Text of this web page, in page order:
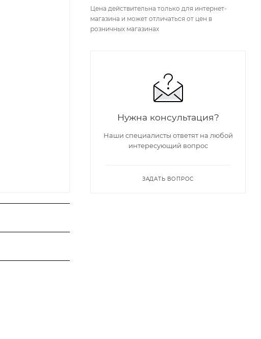
Цена действительна только для интернет-
магазина и может отличаться от цен в
розничных магазинах
Нужна консультация?
Наши специалисты ответят на любой
интересующий вопрос
ЗАДАТЬ ВОПРОС